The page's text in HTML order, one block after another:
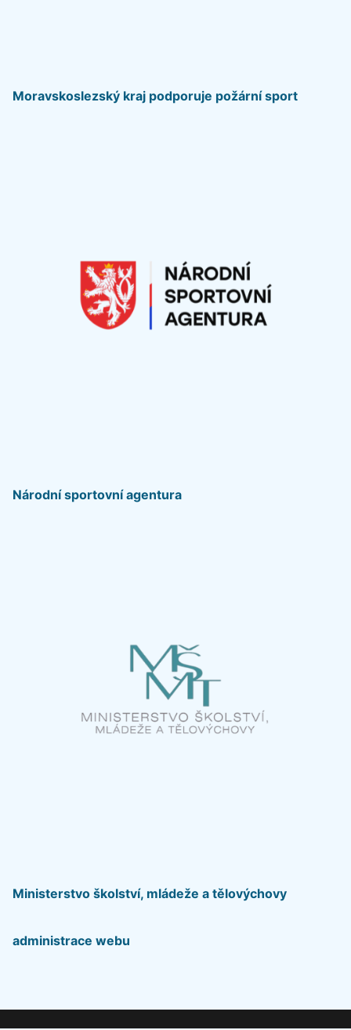
Moravskoslezský kraj podporuje požární sport
Národní sportovní agentura
Ministerstvo školství, mládeže a tělovýchovy
administrace webu